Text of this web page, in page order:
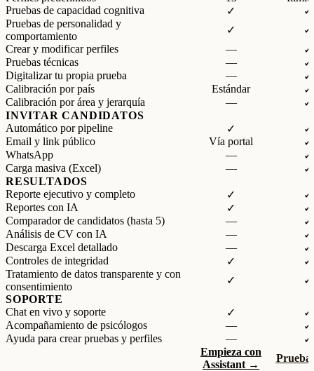
Pruebas de capacidad cognitiva
✓
✓
Pruebas de personalidad y
comportamiento
✓
✓
Crear y modificar perfiles
—
✓
Pruebas técnicas
—
✓
Digitalizar tu propia prueba
—
✓
Calibración por país
Estándar
✓
Calibración por área y jerarquía
—
✓
INVITAR CANDIDATOS
Automático por pipeline
✓
✓
Email y link público
Vía portal
✓
WhatsApp
—
✓
Carga masiva (Excel)
—
✓
RESULTADOS
Reporte ejecutivo y completo
✓
✓
Reportes con IA
✓
✓
Comparador de candidatos (hasta 5)
—
✓
Análisis de CV con IA
—
✓
Descarga Excel detallado
—
✓
Controles de integridad
✓
✓
Tratamiento de datos transparente y con
consentimiento
✓
✓
SOPORTE
Chat en vivo y soporte
✓
✓
Acompañamiento de psicólogos
—
✓
Ayuda para crear pruebas y perfiles
—
✓
Empieza con
Assistant →
Prueba